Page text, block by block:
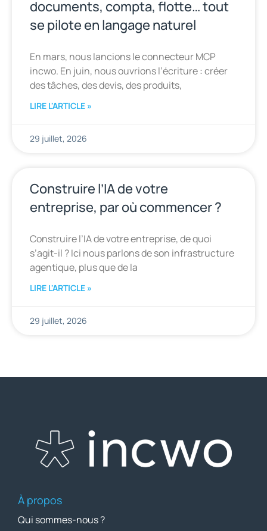
documents, compta, flotte… tout
se pilote en langage naturel
En mars, nous lancions le connecteur MCP
incwo. En juin, nous ouvrions l’écriture : créer
des tâches, des devis, des produits,
LIRE L'ARTICLE »
29 juillet, 2026
Construire l’IA de votre
entreprise, par où commencer ?
Construire l’IA de votre entreprise, de quoi
s’agit-il ? Ici nous parlons de son infrastructure
agentique, plus que de la
LIRE L'ARTICLE »
29 juillet, 2026
À propos
Qui sommes-nous ?